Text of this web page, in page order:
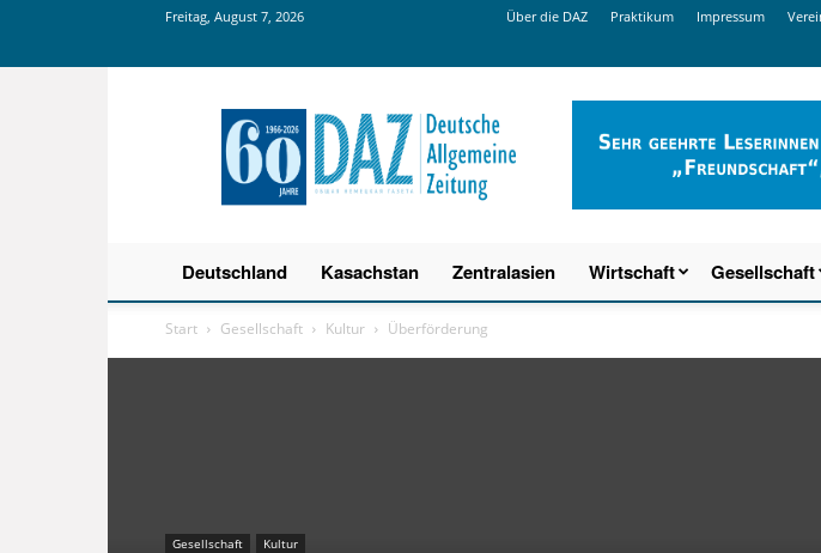
Freitag, August 7, 2026 Über die DAZ Praktikum Impressum
Deutsche
Allgemeine
Zeitung
Deutschland Kasachstan Zentralasien Wirtschaft Gesellschaft
Start Gesellschaft Kultur Überförderung
Gesellschaft Kultur